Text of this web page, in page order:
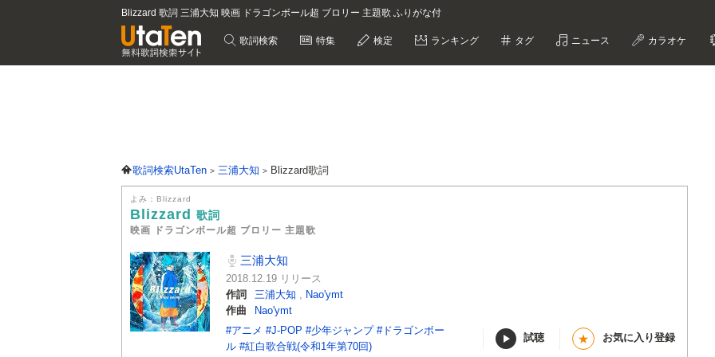
Blizzard 歌詞 三浦大知 映画 ドラゴンボール超 ブロリー 主題歌 ふりがな付
歌詞検索 特集 検定 ランキング タグ ニュース カラオケ
歌詞検索UtaTen 三浦大知 Blizzard歌詞
よみ：Blizzard
Blizzard 歌詞
映画 ドラゴンボール超 ブロリー 主題歌
三浦大知
2018.12.19 リリース
作詞
三浦大知 , Nao'ymt
作曲
Nao'ymt
#アニメ #J-POP #少年ジャンプ #ドラゴンボー
ル #紅白歌合戦(令和1年第70回)
試聴 ★ お気に入り登録